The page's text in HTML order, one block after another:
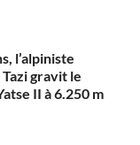
l’alpiniste
gravit le
II à 6.250 m